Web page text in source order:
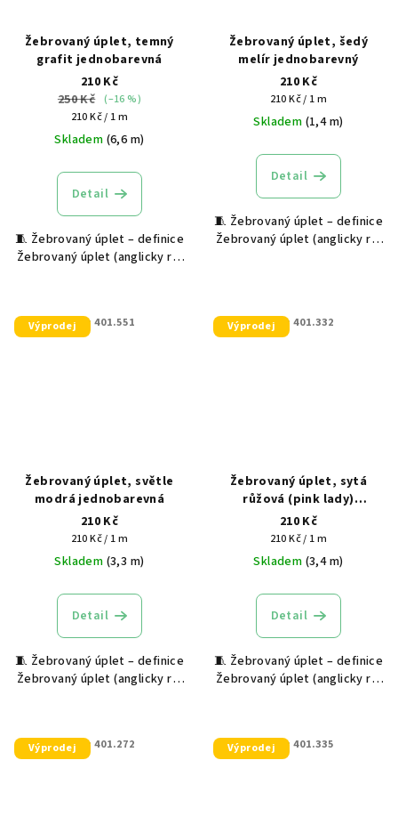
Žebrovaný úplet, temný
grafit jednobarevná
210 Kč
250 Kč (–16 %)
Měrná
cena:
210 Kč / 1 m
Skladem (6,6 m)
Detail
🧵 Žebrovaný úplet – definice
Žebrovaný úplet (anglicky rib
střídáním lícních a rubových
Žebrovaný úplet, šedý
melír jednobarevný
210 Kč
Měrná
cena:
210 Kč / 1 m
Skladem (1,4 m)
Detail
🧵 Žebrovaný úplet – definice
Žebrovaný úplet (anglicky rib
ok na...
Výprodej
Žebrovaný úplet, světle
modrá jednobarevná
210 Kč
Měrná
cena:
210 Kč / 1 m
Skladem (3,3 m)
Detail
🧵 Žebrovaný úplet – definice
Žebrovaný úplet (anglicky rib
střídáním lícních a rubových
KÓD:401.551 Výprodej
Žebrovaný úplet, sytá
růžová (pink lady)
jednobarevná
210 Kč
Měrná
cena:
210 Kč / 1 m
Skladem (3,4 m)
Detail
🧵 Žebrovaný úplet – definice
Žebrovaný úplet (anglicky rib
střídáním lícních a rubových
KÓD:401.332
VýprodejKÓD:401.272 VýprodejKÓD:401.335